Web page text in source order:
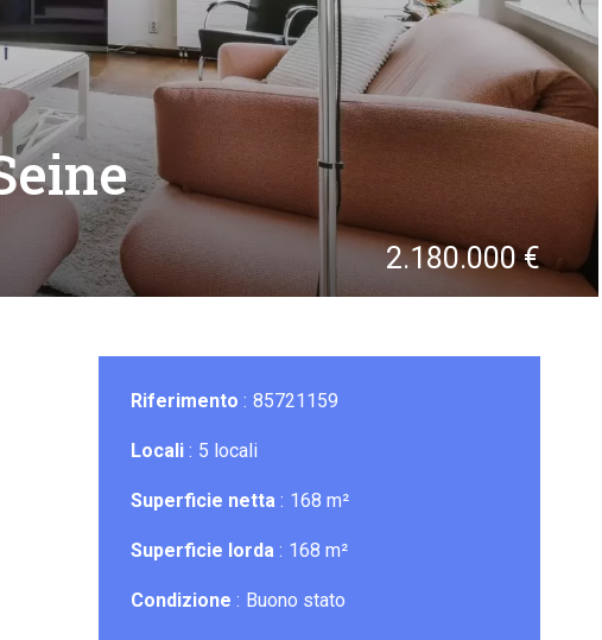
2.180.000 €
Riferimento 85721159
Locali 5 locali
Superficie netta 168 m²
Superficie lorda 168 m²
Condizione Buono stato